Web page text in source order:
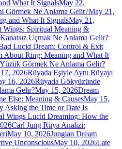
What It SignalsMay 22,
Görmek Ne Anlama Gelir?May 21,
and What It SignalsMay 21,
Wings: Spiritual Meaning &
Uçmak Ne Anlama Gelir?
Lucid Dream: Control & Exit
About Ring: Meaning and What It
Görmek Ne Anlama Gelir?
2026Rüyada Eşiyle Aynı Rüyayı
16, 2026Rüyada Gökyüzünde
Gelir?May 15, 2026Dream
Else: Meaning & CausesMay 15,
Asking the Time or Date Is
Wings Lucid Dreaming: How the
Carl Jung Rüya Analizi:
May 10, 2026Jungian Dream
UnconsciousMay 10, 2026Late